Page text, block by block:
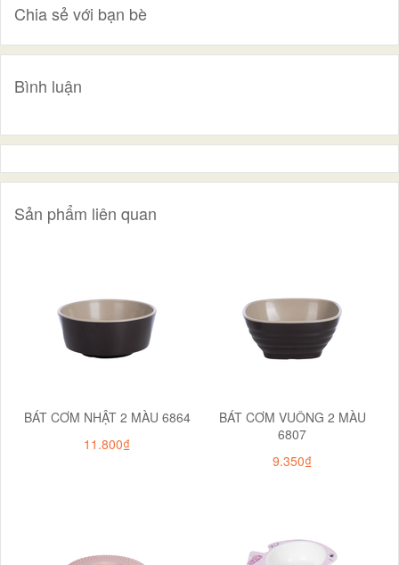
Chia sẻ với bạn bè
Bình luận
Sản phẩm liên quan
BÁT CƠM NHẬT 2 MÀU 6864
11.800₫
BÁT CƠM VUÔNG 2 MÀU
6807
9.350₫